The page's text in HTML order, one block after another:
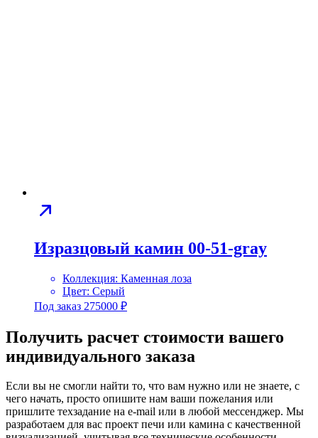
Изразцовый камин 00-51-gray
Коллекция: Каменная лоза
Цвет: Серый
Под заказ 275000 ₽
Получить расчет стоимости вашего
индивидуального заказа
Если вы не смогли найти то, что вам нужно или не знаете, с
чего начать, просто опишите нам ваши пожелания или
пришлите техзадание на e-mail или в любой мессенджер. Мы
разработаем для вас проект печи или камина с качественной